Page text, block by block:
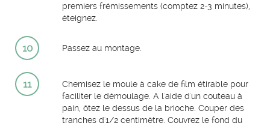
premiers frémissements (comptez 2-3 minutes),
éteignez.
10 Passez au montage.
11
Chemisez le moule à cake de film étirable pour
faciliter le démoulage. A l'aide d'un couteau à
pain, ôtez le dessus de la brioche. Couper des
tranches d'1/2 centimètre. Couvrez le fond du